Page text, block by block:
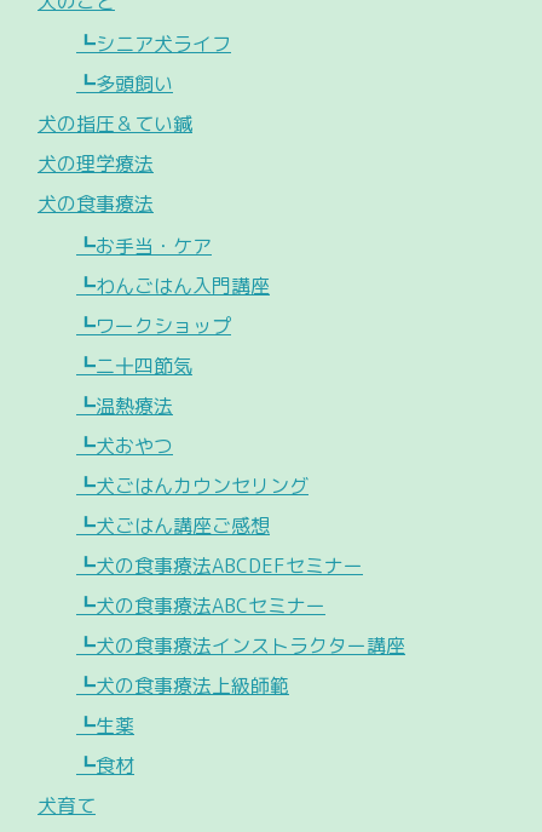
┗シニア犬ライフ
┗多頭飼い
犬の指圧＆てい鍼
犬の理学療法
犬の食事療法
┗お手当・ケア
┗わんごはん入門講座
┗ワークショップ
┗二十四節気
┗温熱療法
┗犬おやつ
┗犬ごはんカウンセリング
┗犬ごはん講座ご感想
┗犬の食事療法ABCDEFセミナー
┗犬の食事療法ABCセミナー
┗犬の食事療法インストラクター講座
┗犬の食事療法上級師範
┗生薬
┗食材
犬育て